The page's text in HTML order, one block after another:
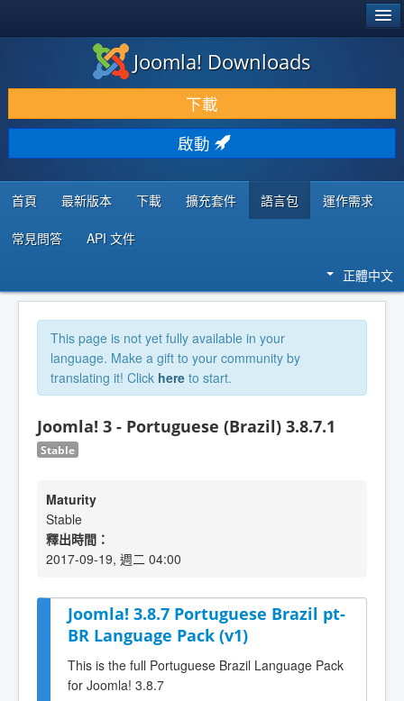
下載 & 擴充
發現 & 學習
社群 & 支援
程式者資源
Joomla! Downloads
下載
啟動
首頁 最新版本 下載 擴充套件 語言包 運作需求
常見問答 API 文件
正體中文
This page is not yet fully available in your
language. Make a gift to your community by
translating it! Click here to start.
Joomla! 3 - Portuguese (Brazil) 3.8.7.1
Stable
Maturity
Stable
釋出時間：
2017-09-19, 週二 04:00
Joomla! 3.8.7 Portuguese Brazil pt-
BR Language Pack (v1)
This is the full Portuguese Brazil Language Pack
for Joomla! 3.8.7